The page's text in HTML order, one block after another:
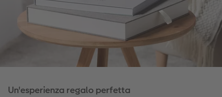
Un'esperienza regalo perfetta